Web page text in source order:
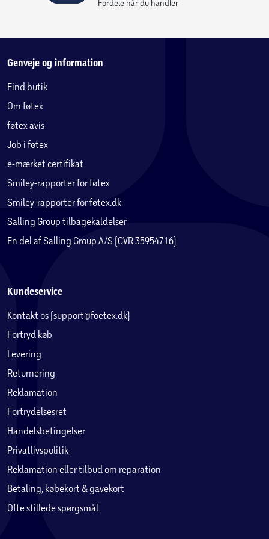
Fordele når du handler
Genveje og information
Find butik
Om føtex
føtex avis
Job i føtex
e-mærket certifikat
Smiley-rapporter for føtex
Smiley-rapporter for føtex.dk
Salling Group tilbagekaldelser
En del af Salling Group A/S (CVR 35954716)
Kundeservice
Kontakt os (support@foetex.dk)
Fortryd køb
Levering
Returnering
Reklamation
Fortrydelsesret
Handelsbetingelser
Privatlivspolitik
Reklamation eller tilbud om reparation
Betaling, købekort & gavekort
Ofte stillede spørgsmål